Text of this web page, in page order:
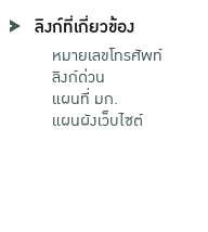
ลิงก์ที่เกี่ยวข้อง
หมายเลขโทรศัพท์
ลิงก์ด่วน
แผนที่ มก.
แผนผังเว็บไซต์